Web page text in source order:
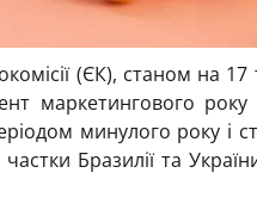
(ЄК), станом на
маркетингового
минулого року і
частки Бразилії та